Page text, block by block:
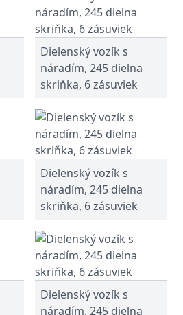
Dielenský vozík s
náradím, 245 dielna
skriňka, 6 zásuviek
Dielenský vozík s
náradím, 245 dielna
skriňka, 6 zásuviek
Dielenský vozík s
náradím, 245 dielna